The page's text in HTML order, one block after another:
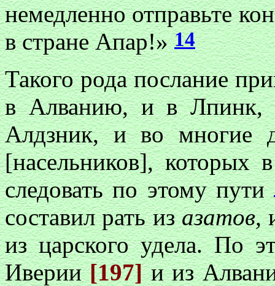
немедленно отправьте
в стране Апар!»14
Такого рода послание
в Алванию, и в
Алдзник, и во многие
[насельников], которых
следовать по этому пути
составил рать изазатов,
из царского удела. По
Иверии[197]и из